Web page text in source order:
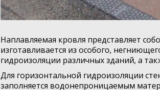
Наплавляемая кровля представляет
изготавливается из особого,
гидроизоляции различных зданий, а
Для горизонтальной гидроизоляции
заполняется водонепроницаемым